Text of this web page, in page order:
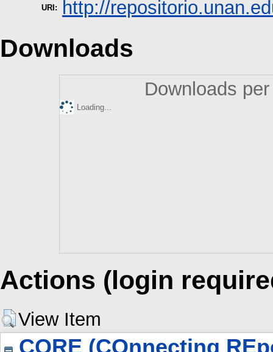
URI: http://
Downloads
Downloads
Loading...
Actions (login
View Item
CORE (COnnecting